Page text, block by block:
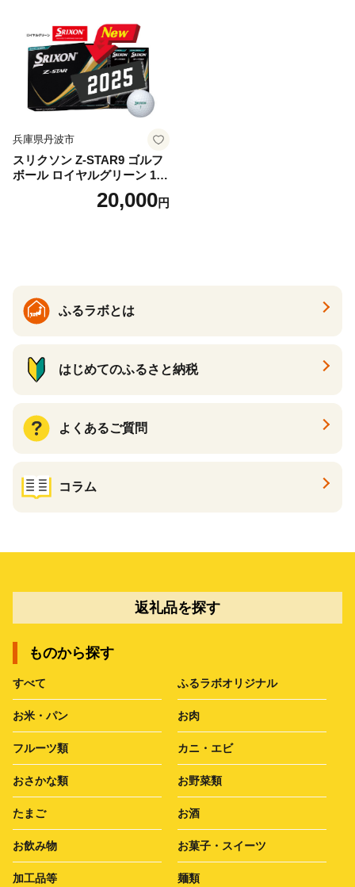
兵庫県丹波市
スリクソン Z-STAR9 ゴルフ
ボール ロイヤルグリーン 1ダ
ース 12球 兵庫県丹波市 ふる
20,000円
ふるラボとは
はじめてのふるさと納税
よくあるご質問
コラム
返礼品を探す
ものから探す
すべて ふるラボオリジナル
お米・パン お肉
フルーツ類 カニ・エビ
おさかな類 お野菜類
たまご お酒
お飲み物 お菓子・スイーツ
加工品等 麺類